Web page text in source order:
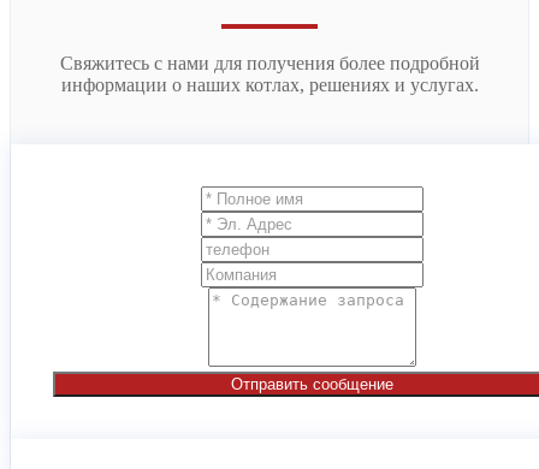
Свяжитесь с нами для получения более подробной
информации о наших котлах, решениях и услугах.
Отправить сообщение